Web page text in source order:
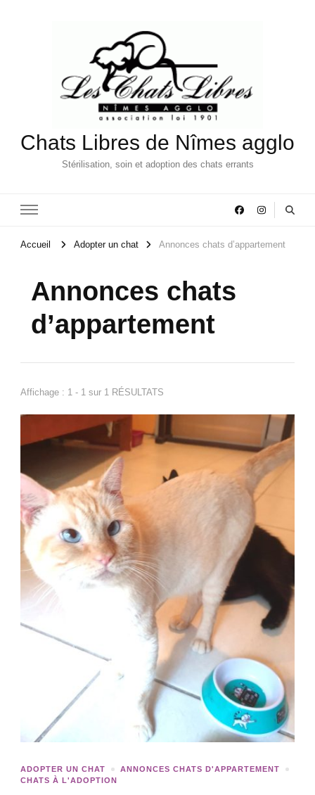
Chats Libres de Nîmes agglo
Stérilisation, soin et adoption des chats errants
Accueil Adopter un chat Annonces chats d’appartement
Annonces chats
d’appartement
Affichage : 1 - 1 sur 1 RÉSULTATS
ADOPTER UN CHAT
ANNONCES CHATS D'APPARTEMENT
CHATS À L'ADOPTION